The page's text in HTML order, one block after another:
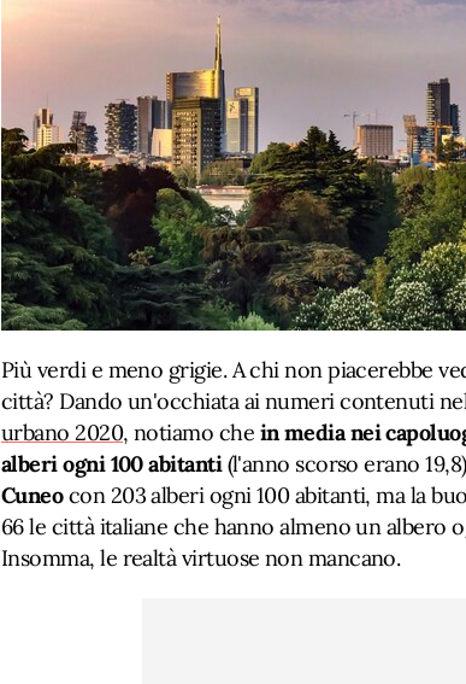
Più verdi e meno grigie. A chi non piacerebbe
città? Dando un'occhiata ai numeri contenuti
urbano 2020, notiamo che in media nei
alberi ogni 100 abitanti(l'anno scorso erano
Cuneocon 203 alberi ogni 100 abitanti, ma la
66 le città italiane che hanno almeno un albero
Insomma, le realtà virtuose non mancano.